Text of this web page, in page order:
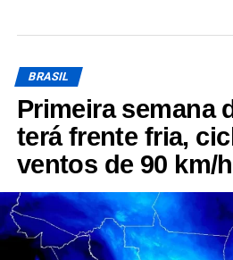
BRASIL
Primeira semana
terá frente fria,
ventos de 90 km/h